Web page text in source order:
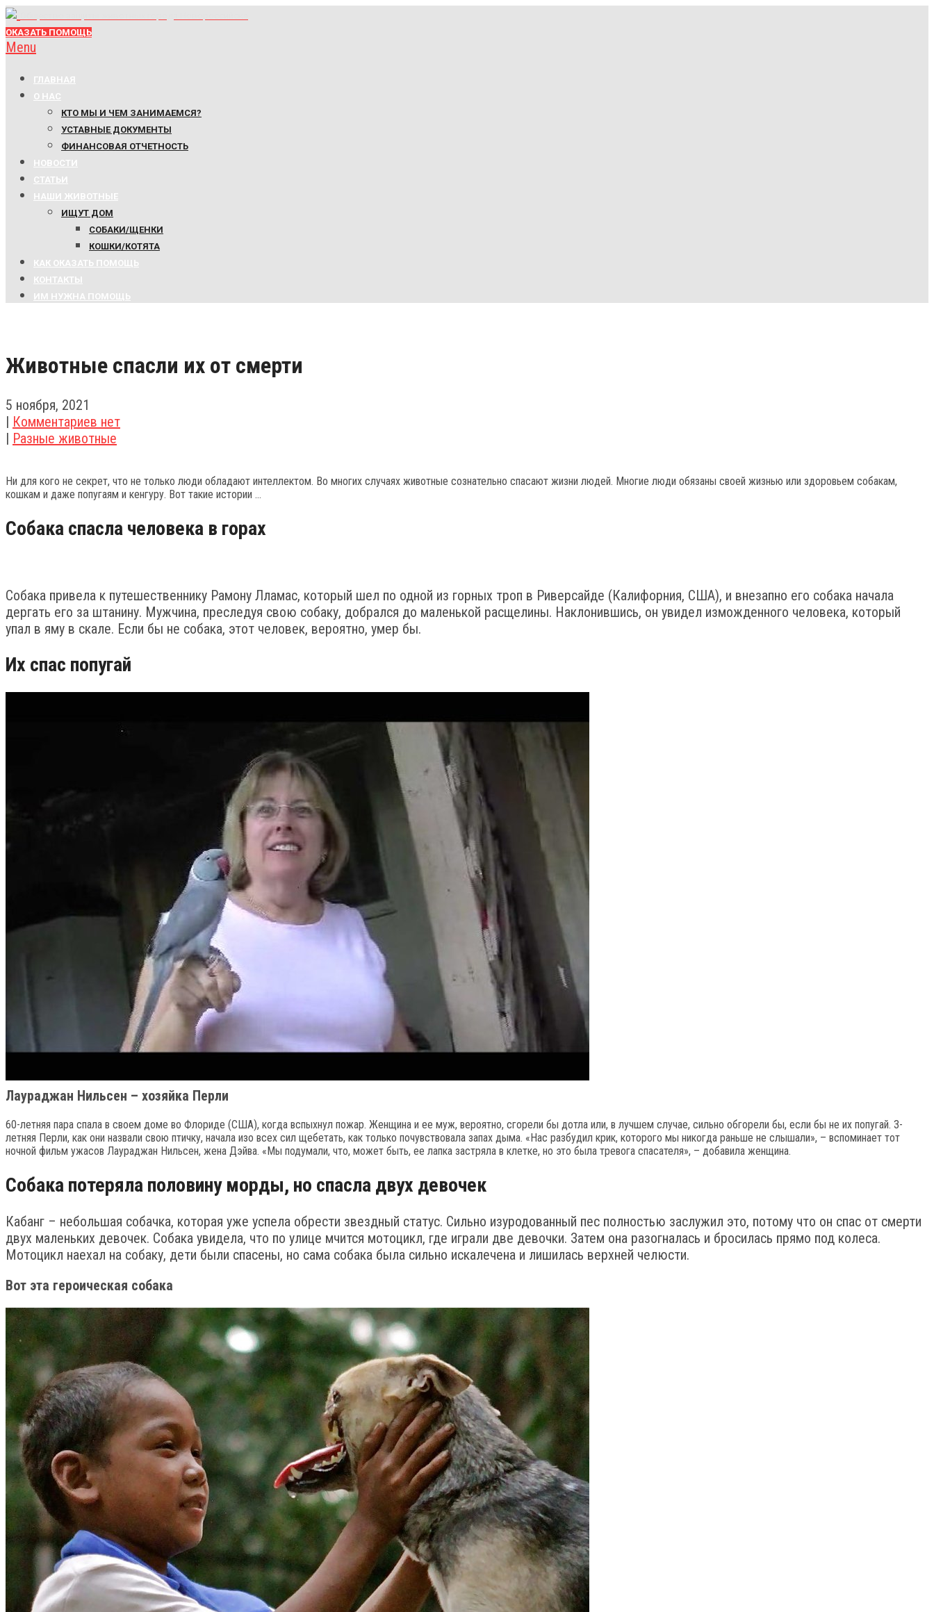
ОКАЗАТЬ ПОМОЩЬ
Menu
ГЛАВНАЯ
О НАС
КТО МЫ И ЧЕМ ЗАНИМАЕМСЯ?
УСТАВНЫЕ ДОКУМЕНТЫ
ФИНАНСОВАЯ ОТЧЕТНОСТЬ
НОВОСТИ
СТАТЬИ
НАШИ ЖИВОТНЫЕ
ИЩУТ ДОМ
СОБАКИ/ЩЕНКИ
КОШКИ/КОТЯТА
КАК ОКАЗАТЬ ПОМОЩЬ
КОНТАКТЫ
ИМ НУЖНА ПОМОЩЬ
Животные спасли их от смерти
5 ноября, 2021
| Комментариев нет
| Разные животные
Ни для кого не секрет, что не только люди обладают интеллектом. Во многих случаях животные сознательно спасают жизни людей. Многие люди обязаны своей жизнью или здоровьем собакам,
кошкам и даже попугаям и кенгуру. Вот такие истории …
Собака спасла человека в горах
Собака привела к путешественнику Рамону Лламас, который шел по одной из горных троп в Риверсайде (Калифорния, США), и внезапно его собака начала
дергать его за штанину. Мужчина, преследуя свою собаку, добрался до маленькой расщелины. Наклонившись, он увидел изможденного человека, который
упал в яму в скале. Если бы не собака, этот человек, вероятно, умер бы.
Их спас попугай
Лаураджан Нильсен – хозяйка Перли
60-летняя пара спала в своем доме во Флориде (США), когда вспыхнул пожар. Женщина и ее муж, вероятно, сгорели бы дотла или, в лучшем случае, сильно обгорели бы, если бы не их попугай. 3-
летняя Перли, как они назвали свою птичку, начала изо всех сил щебетать, как только почувствовала запах дыма. «Нас разбудил крик, которого мы никогда раньше не слышали», – вспоминает тот
ночной фильм ужасов Лаураджан Нильсен, жена Дэйва. «Мы подумали, что, может быть, ее лапка застряла в клетке, но это была тревога спасателя», – добавила женщина.
Собака потеряла половину морды, но спасла двух девочек
Кабанг – небольшая собачка, которая уже успела обрести звездный статус. Сильно изуродованный пес полностью заслужил это, потому что он спас от смерти
двух маленьких девочек. Собака увидела, что по улице мчится мотоцикл, где играли две девочки. Затем она разогналась и бросилась прямо под колеса.
Мотоцикл наехал на собаку, дети были спасены, но сама собака была сильно искалечена и лишилась верхней челюсти.
Вот эта героическая собака